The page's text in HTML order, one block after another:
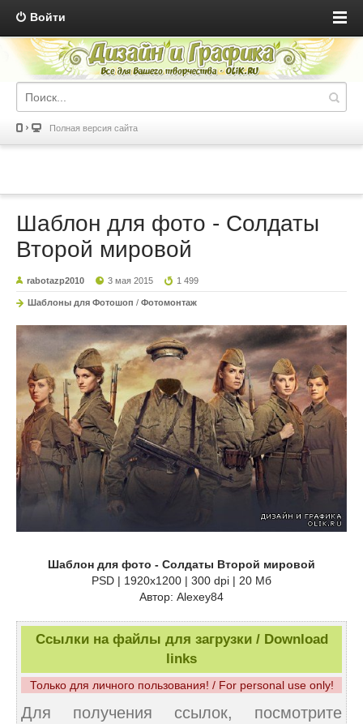
Войти
Полная версия сайта
Шаблон для фото - Солдаты
Второй мировой
rabotazp2010 3 мая 2015 1 499
Шаблоны для Фотошоп / Фотомонтаж
Шаблон для фото - Солдаты Второй мировой
PSD | 1920x1200 | 300 dpi | 20 Мб
Автор: Alexey84
Ссылки на файлы для загрузки / Download
links
Только для личного пользования! / For personal use only!
Для получения ссылок, посмотрите